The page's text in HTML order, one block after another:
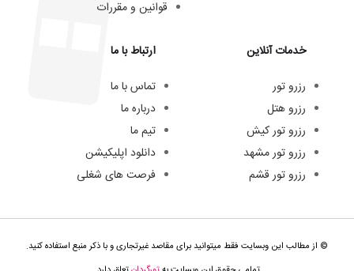
خدمات آنلاین
رزرو تور
رزرو هتل
رزرو تور کیش
رزرو تور مشهد
رزرو تور قشم
قوانین و مقررات
ارتباط با ما
تماس با ما
درباره ما
تیم ما
دانلود اپلیکیشن
فرصت های شغلی
© از مطالب این وبسایت فقط میتوانید برای مقاصد غیرتجاری و با ذکر منبع استفاده کنید.